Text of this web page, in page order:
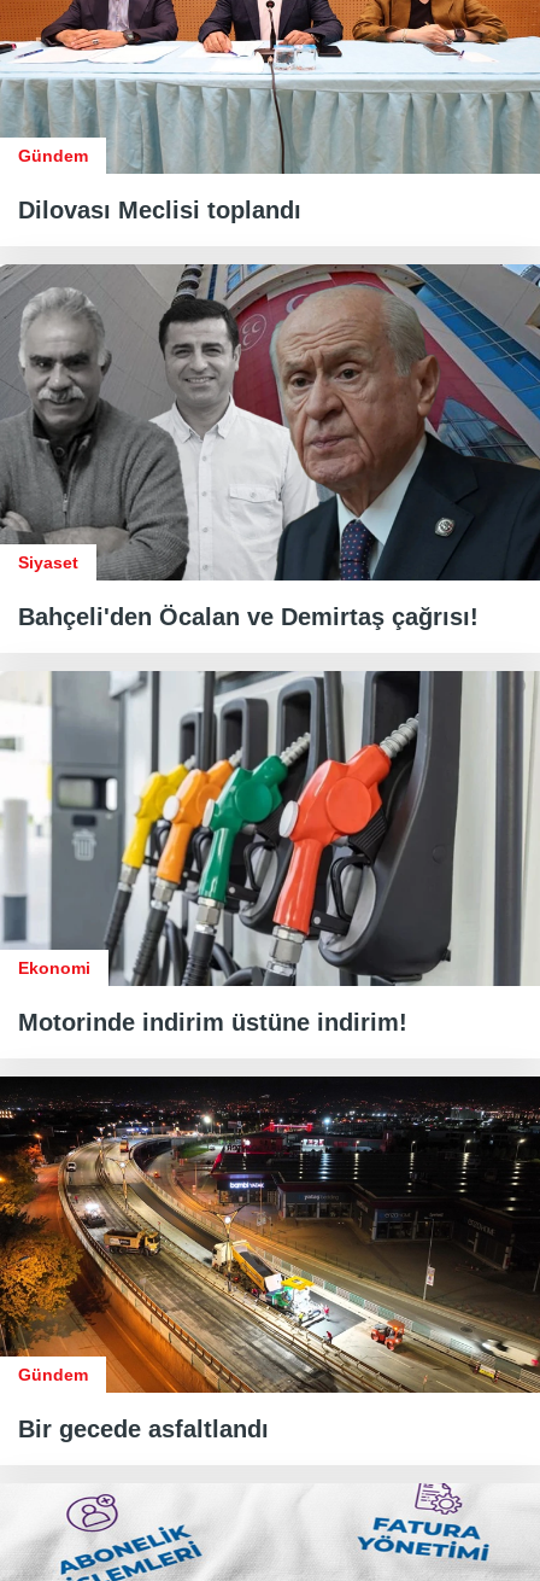
Gündem
Dilovası Meclisi toplandı
Siyaset
Bahçeli'den Öcalan ve Demirtaş çağrısı!
Ekonomi
Motorinde indirim üstüne indirim!
Gündem
Bir gecede asfaltlandı